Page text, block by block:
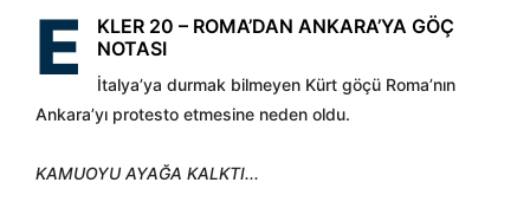
E
KLER 20 – ROMA’DAN ANKARA’YA GÖÇ
NOTASI
İtalya’ya durmak bilmeyen Kürt göçü Roma’nın
Ankara’yı protesto etmesine neden oldu.
KAMUOYU AYAĞA KALKTI...